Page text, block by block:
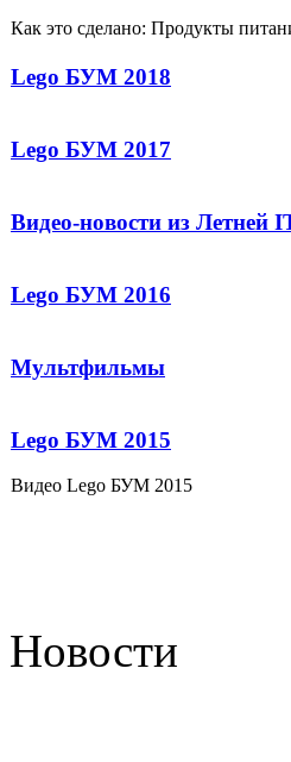
Как это сделано: Продукты
Lego БУМ 2018
Lego БУМ 2017
Видео-новости из Летней
Lego БУМ 2016
Мультфильмы
Lego БУМ 2015
Видео Lego БУМ 2015
Новости